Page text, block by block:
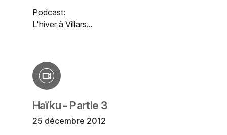
Podcast:
L'hiver à Villars...
Haïku - Partie 3
25 décembre 2012